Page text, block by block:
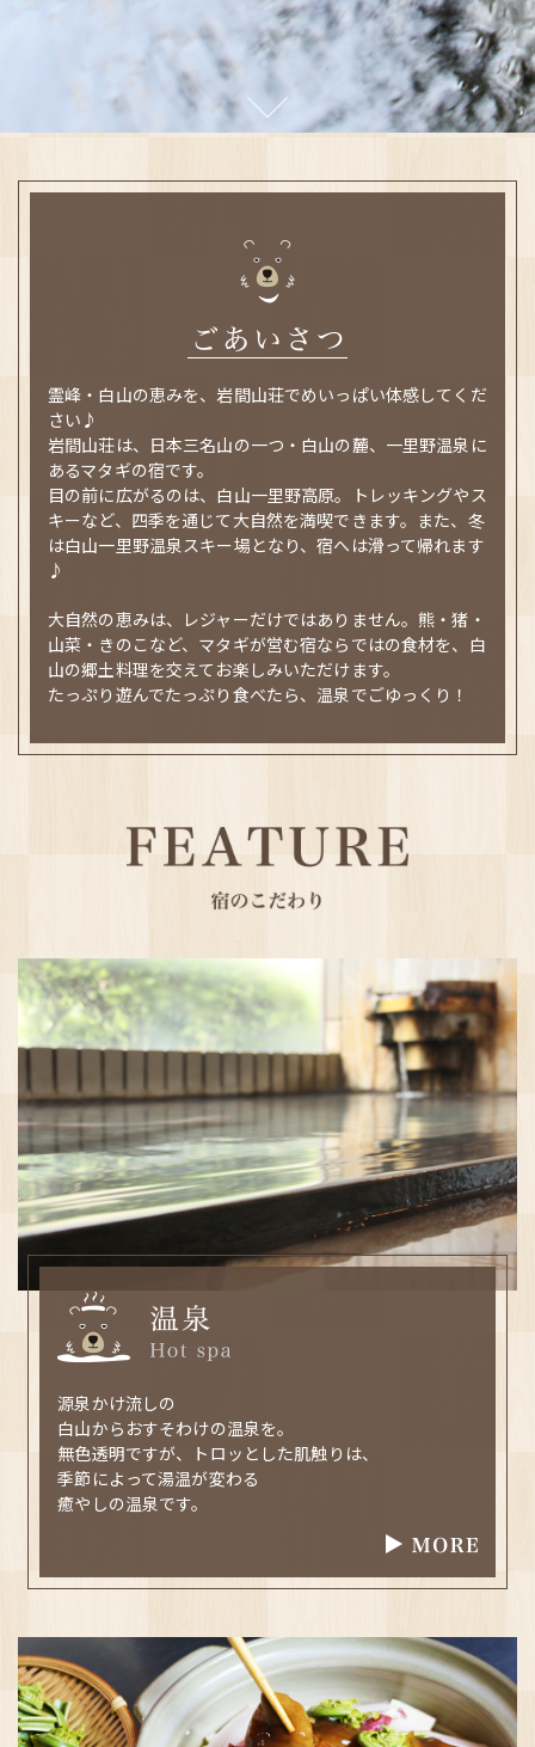
霊峰・白山の恵みを、岩間山荘でめいっぱい体感してくだ
さい♪
岩間山荘は、日本三名山の一つ・白山の麓、一里野温泉に
あるマタギの宿です。
目の前に広がるのは、白山一里野高原。
トレッキングやス
キーなど、四季を通じて大自然を満喫できます。 また、冬
は白山一里野温泉スキー場となり、宿へは滑って帰れます
♪
大自然の恵みは、レジャーだけではありません。熊・猪・
山菜・きのこなど、マタギが営む宿ならではの食材を、 白
山の郷土料理を交えてお楽しみいただけます。
たっぷり遊んでたっぷり食べたら、温泉でごゆっくり！
源泉かけ流しの
白山からおすそわけの温泉を。
無色透明ですが、トロッとした肌触りは、
季節によって湯温が変わる
癒やしの温泉です。